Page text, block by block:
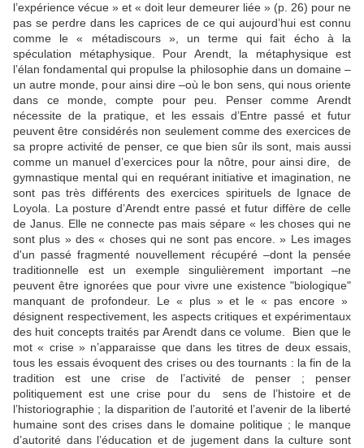
l’expérience vécue » et « doit leur demeurer liée » (p. 26) pour ne
pas se perdre dans les caprices de ce qui aujourd’hui est connu
comme le « métadiscours », un terme qui fait écho à la
spéculation métaphysique. Pour Arendt, la métaphysique est
l’élan fondamental qui propulse la philosophie dans un domaine –
un autre monde, pour ainsi dire –où le bon sens, qui nous oriente
dans ce monde, compte pour peu. Penser comme Arendt
nécessite de la pratique, et les essais d’Entre passé et futur
peuvent être considérés non seulement comme des exercices de
sa propre activité de penser, ce que bien sûr ils sont, mais aussi
comme un manuel d’exercices pour la nôtre, pour ainsi dire, de
gymnastique mental qui en requérant initiative et imagination, ne
sont pas très différents des exercices spirituels de Ignace de
Loyola. La posture d’Arendt entre passé et futur diffère de celle
de Janus. Elle ne connecte pas mais sépare « les choses qui ne
sont plus » des « choses qui ne sont pas encore. » Les images
d'un passé fragmenté nouvellement récupéré –dont la pensée
traditionnelle est un exemple singulièrement important –ne
peuvent être ignorées que pour vivre une existence "biologique"
manquant de profondeur. Le « plus » et le « pas encore »
désignent respectivement, les aspects critiques et expérimentaux
des huit concepts traités par Arendt dans ce volume. Bien que le
mot « crise » n’apparaisse que dans les titres de deux essais,
tous les essais évoquent des crises ou des tournants : la fin de la
tradition est une crise de l’activité de penser ; penser
politiquement est une crise pour du sens de l’histoire et de
l’historiographie ; la disparition de l’autorité et l’avenir de la liberté
humaine sont des crises dans le domaine politique ; le manque
d’autorité dans l’éducation et de jugement dans la culture sont